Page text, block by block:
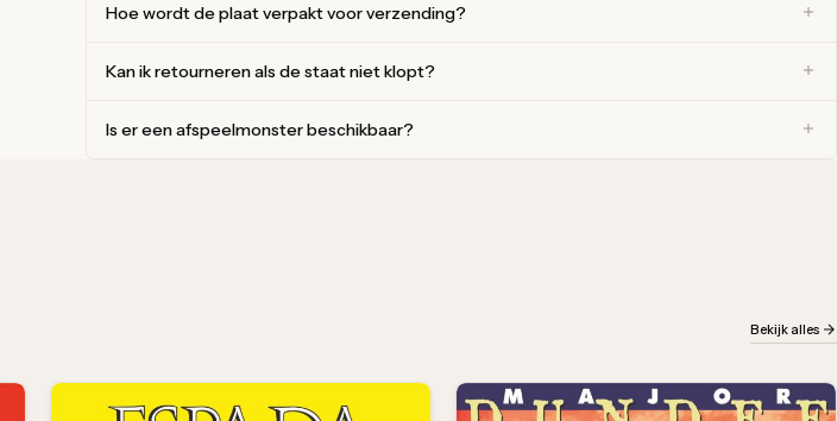
Hoe wordt de plaat verpakt voor verzending?
Kan ik retourneren als de staat niet klopt?
Is er een afspeelmonster beschikbaar?
Bekijk alles